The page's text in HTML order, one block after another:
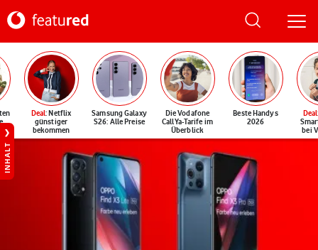
Deal: Netflix
günstiger
bekommen
Samsung Galaxy
S26: Alle Preise
Die Vodafone
CallYa-Tarife im
Überblick
Beste Handys
2026
Deal
bei
INHALT